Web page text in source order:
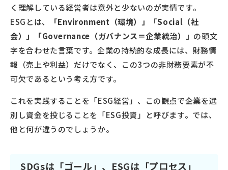
く理解している経営者は意外と少ないのが実情です。
ESGとは、
「Environment（環境）」「Social（社
会）」「Governance（ガバナンス＝企業統治）」 の頭文
字を合わせた言葉です。企業の持続的な成長には、財務情
報（売上や利益）だけでなく、この3つの非財務要素が不
可欠であるという考え方です。
これを実践することを「ESG経営」、この観点で企業を選
別し資金を投じることを「ESG投資」と呼びます。では、
他と何が違うのでしょうか。
SDGsは「ゴール」、ESGは「プロセス」